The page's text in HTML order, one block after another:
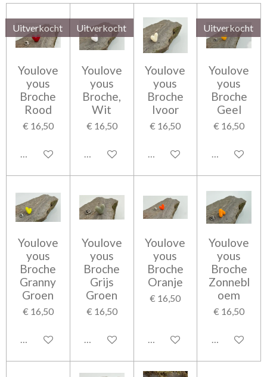
Uitverkocht
Youlove
yous
Broche
Rood
€ 16,50
Houd mij op de hoogte
Uitverkocht
Youlove
yous
Broche,
Wit
€ 16,50
Houd mij op de hoogte
Youlove
yous
Broche
Ivoor
€ 16,50
Bekijk details
Uitverkocht
Youlove
yous
Broche
Geel
€ 16,50
Houd mij op
Youlove
yous
Broche
Granny
Groen
€ 16,50
Bekijk details
Youlove
yous
Broche
Grijs
Groen
€ 16,50
Bekijk details
Youlove
yous
Broche
Oranje
€ 16,50
Bekijk details
Youlove
yous
Broche
Zonnebl
oem
€ 16,50
Bekijk details